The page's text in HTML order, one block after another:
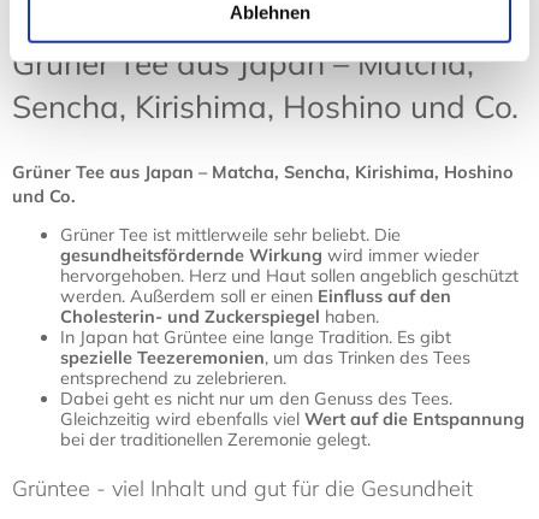
Ablehnen
Grüner Tee aus Japan – Matcha,
Sencha, Kirishima, Hoshino und Co.
Grüner Tee aus Japan – Matcha, Sencha, Kirishima, Hoshino
und Co.
Grüner Tee ist mittlerweile sehr beliebt. Die
gesundheitsfördernde Wirkung wird immer wieder
hervorgehoben. Herz und Haut sollen angeblich geschützt
werden. Außerdem soll er einen Einfluss auf den
Cholesterin- und Zuckerspiegel haben.
In Japan hat Grüntee eine lange Tradition. Es gibt
spezielle Teezeremonien, um das Trinken des Tees
entsprechend zu zelebrieren.
Dabei geht es nicht nur um den Genuss des Tees.
Gleichzeitig wird ebenfalls viel Wert auf die Entspannung
bei der traditionellen Zeremonie gelegt.
Grüntee - viel Inhalt und gut für die Gesundheit